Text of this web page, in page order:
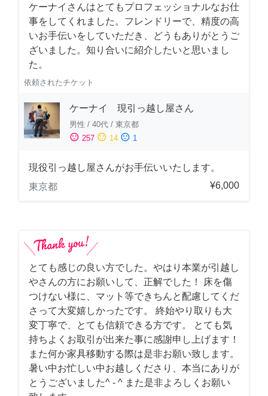
ケーナイさんはとてもプロフェッショナルなお仕
事をしてくれました。フレンドリーで、精度の高
いお手伝いをしていただき、どうもありがとうご
ざいました。知り合いに紹介したいと思いまし
た。
依頼されたチケット
ケーナイ 現引っ越し屋さん
男性 / 40代 / 東京都
sentiment_satisfied 257 sentiment_neutral 14 sentiment_dissatisfied 1
現役引っ越し屋さんがお手伝いいたします。
東京都
¥6,000
とても感じの良い方でした。やはり本業が引越し
やさんの方にお願いして、正解でした！ 床を傷
つけない様に、マット等できちんと配慮してくだ
さって大変嬉しかったです。 終始やり取りも大
変丁寧で、とても信頼できる方です。 とても気
持ちよくお取引が出来た事に感謝申し上げます！
また何か家具移動する際は是非お願い致します。
暑い中お忙しい中お越しくださり、本当にありが
とうございました^ - ^ また是非よろしくお願い